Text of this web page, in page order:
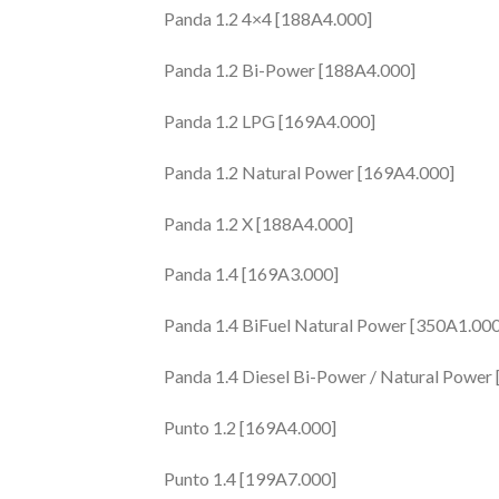
Panda 1.2 4×4 [188A4.000]
Panda 1.2 Bi-Power [188A4.000]
Panda 1.2 LPG [169A4.000]
Panda 1.2 Natural Power [169A4.000]
Panda 1.2 X [188A4.000]
Panda 1.4 [169A3.000]
Panda 1.4 BiFuel Natural Power
Panda 1.4 Diesel Bi-Power / Natural
Punto 1.2 [169A4.000]
Punto 1.4 [199A7.000]